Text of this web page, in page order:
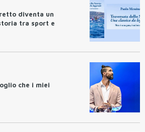
diventa un
tra sport e
che i miei